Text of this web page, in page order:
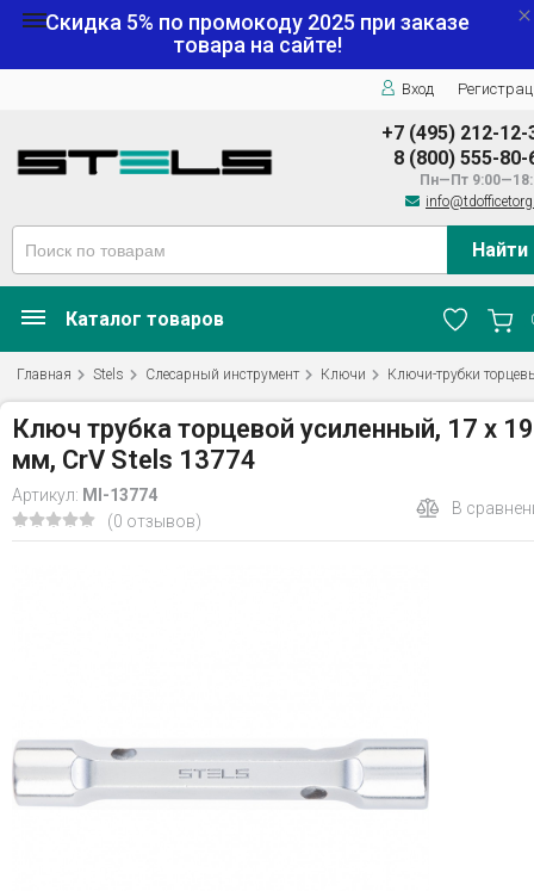
Скидка 5% по промокоду 2025 при заказе
товара на сайте!
Вход
+7 (495) 212-12-
8 (800) 555-80-
Пн—Пт
Найти
Каталог товаров
Главная Stels Слесарный инструмент Ключи Ключи-трубки
Ключ трубка торцевой усиленный, 17 х 19
мм, CrV Stels 13774
Артикул: MI-13774
(0 отзывов)
В